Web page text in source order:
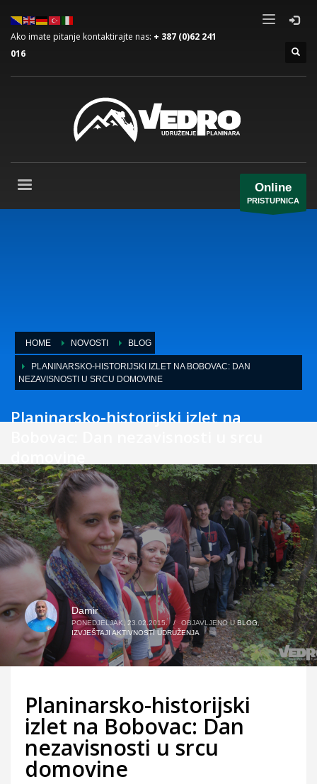
Ako imate pitanje kontaktirajte nas: + 387 (0)62 241
016
Online
PRISTUPNICA
HOME NOVOSTI BLOG
PLANINARSKO-HISTORIJSKI IZLET NA BOBOVAC: DAN
NEZAVISNOSTI U SRCU DOMOVINE
Planinarsko-historijski izlet na
Damir
PONEDJELJAK, 23.02.2015. / OBJAVLJENO UBLOG,
IZVJEŠTAJI AKTIVNOSTI UDRUŽENJA
Planinarsko-historijski
izlet na Bobovac: Dan
nezavisnosti u srcu
domovine